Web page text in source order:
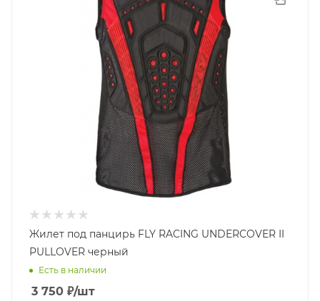
Жилет под панцирь FLY RACING UNDERCOVER II
PULLOVER черный
Есть в наличии
3 750 ₽/шт